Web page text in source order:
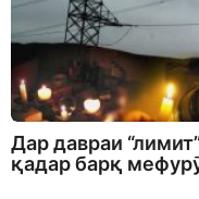
Дар давраи
қадар барқ